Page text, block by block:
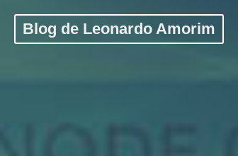
Blog de Leonardo Amorim